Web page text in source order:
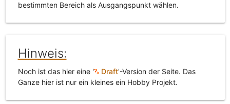
bestimmten Bereich als Ausgangspunkt wählen.
Hinweis:
Noch ist das hier eine ' Draft'-Version der Seite. Das
Ganze hier ist nur ein kleines ein Hobby Projekt.